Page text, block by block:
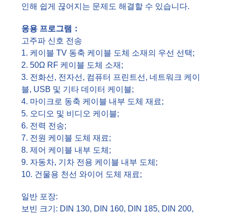
인해 쉽게 끊어지는 문제도 해결할 수 있습니다.
응용 프로그램：
고주파 신호 전송
1. 케이블 TV 동축 케이블 도체 소재의 우선 선택;
2. 50Ω RF 케이블 도체 소재;
3. 전화선, 전자선, 컴퓨터 프린트선, 네트워크 케이
블, USB 및 기타 데이터 케이블;
4. 마이크로 동축 케이블 내부 도체 재료;
5. 오디오 및 비디오 케이블;
6. 전력 전송;
7. 전원 케이블 도체 재료;
8. 제어 케이블 내부 도체;
9. 자동차, 기차 전용 케이블 내부 도체;
10. 건물용 천선 와이어 도체 재료;
일반 포장:
보빈 크기: DIN 130, DIN 160, DIN 185, DIN 200,